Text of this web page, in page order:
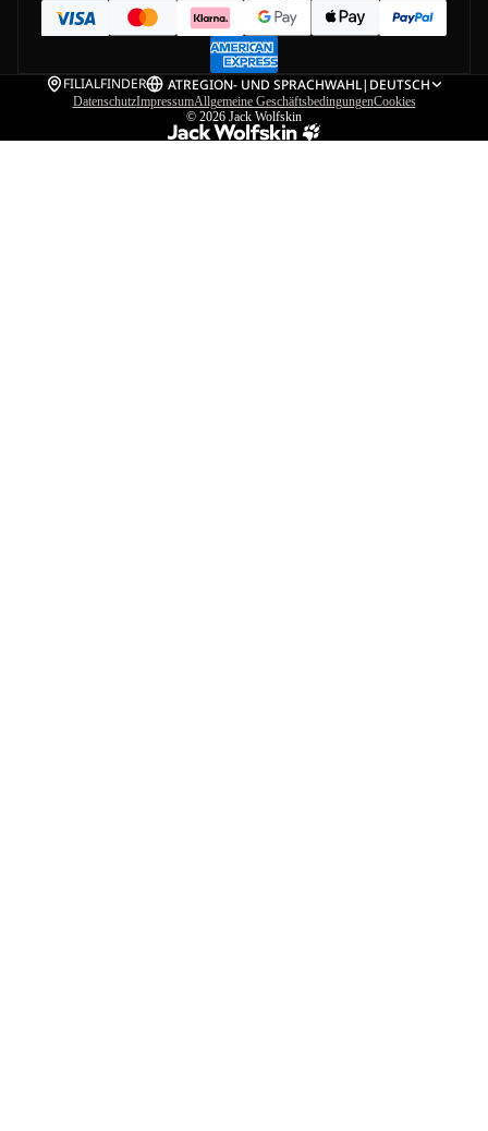
FILIALFINDER ATREGION- UND SPRACHWAHL| DEUTSCH
DatenschutzImpressumAllgemeine GeschäftsbedingungenCookies
© 2026 Jack Wolfskin